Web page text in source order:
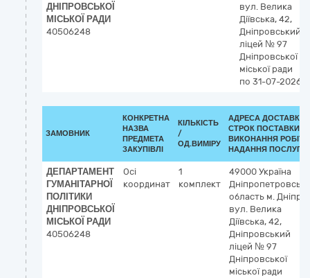
ДНІПРОВСЬКОЇ
МІСЬКОЇ РАДИ
40506248
вул. Велика
Діївська, 42,
Дніпровський
ліцей № 97
Дніпровської
міської ради
по 31-07-2026
ЗАМОВНИК
КОНКРЕТНА
НАЗВА
ПРЕДМЕТА
ЗАКУПІВЛІ
КІЛЬКІСТЬ
/
ОД.ВИМІРУ
АДРЕСА ДОСТАВКИ
СТРОК ПОСТАВКИ/
ВИКОНАННЯ РОБІТ/
НАДАННЯ ПОСЛУГ:
ДЕПАРТАМЕНТ
ГУМАНІТАРНОЇ
ПОЛІТИКИ
ДНІПРОВСЬКОЇ
МІСЬКОЇ РАДИ
40506248
Осі
координат
1
комплект
49000 Україна
Дніпропетровська
область м. Дніпро
вул. Велика
Діївська, 42,
Дніпровський
ліцей № 97
Дніпровської
міської ради